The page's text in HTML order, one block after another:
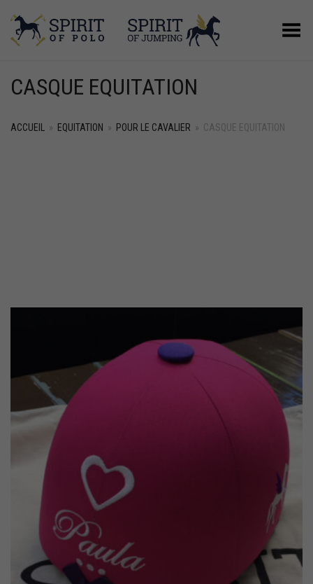
Basculer le menu
CASQUE EQUITATION
ACCUEIL » EQUITATION » POUR LE CAVALIER » CASQUE EQUITATION